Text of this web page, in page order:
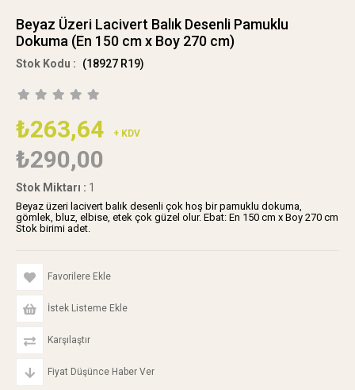
Beyaz Üzeri Lacivert Balık Desenli Pamuklu
Dokuma (En 150 cm x Boy 270 cm)
(18927 R19)
₺263,64 + KDV
₺290,00
Stok Miktarı : 1
Beyaz üzeri lacivert balık desenli çok hoş bir pamuklu dokuma,
gömlek, bluz, elbise, etek çok güzel olur. Ebat: En 150 cm x Boy 270 cm
Stok birimi adet.
Favorilere Ekle
İstek Listeme Ekle
Karşılaştır
Fiyat Düşünce Haber Ver